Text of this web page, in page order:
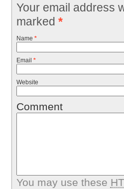
Your email address
marked *
Name *
Email *
Website
Comment
You may use these